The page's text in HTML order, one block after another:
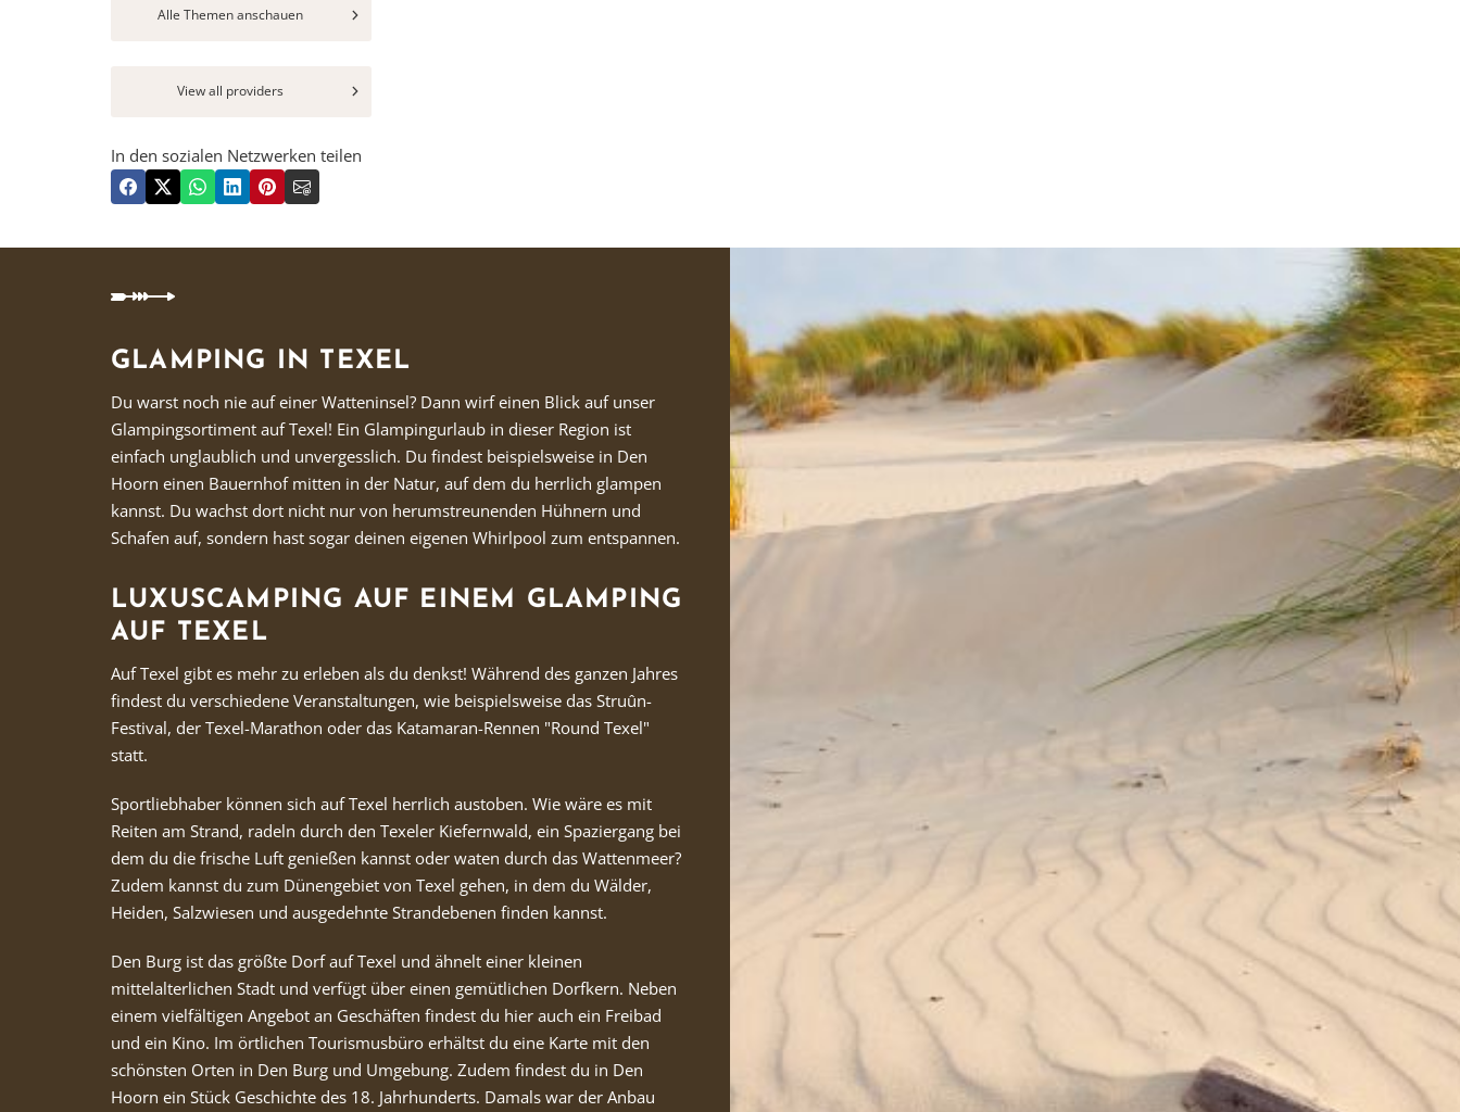
Alle Themen anschauen
View all providers
In den sozialen Netzwerken teilen
GLAMPING IN TEXEL
Du warst noch nie auf einer Watteninsel? Dann wirf einen Blick auf unser
Glampingsortiment auf Texel! Ein Glampingurlaub in dieser Region ist
einfach unglaublich und unvergesslich. Du findest beispielsweise in Den
Hoorn einen Bauernhof mitten in der Natur, auf dem du herrlich glampen
kannst. Du wachst dort nicht nur von herumstreunenden Hühnern und
Schafen auf, sondern hast sogar deinen eigenen Whirlpool zum entspannen.
LUXUSCAMPING AUF EINEM GLAMPING
AUF TEXEL
Auf Texel gibt es mehr zu erleben als du denkst! Während des ganzen Jahres
findest du verschiedene Veranstaltungen, wie beispielsweise das Struûn-
Festival, der Texel-Marathon oder das Katamaran-Rennen "Round Texel"
statt.
Sportliebhaber können sich auf Texel herrlich austoben. Wie wäre es mit
Reiten am Strand, radeln durch den Texeler Kiefernwald, ein Spaziergang bei
dem du die frische Luft genießen kannst oder waten durch das Wattenmeer?
Zudem kannst du zum Dünengebiet von Texel gehen, in dem du Wälder,
Heiden, Salzwiesen und ausgedehnte Strandebenen finden kannst.
Den Burg ist das größte Dorf auf Texel und ähnelt einer kleinen
mittelalterlichen Stadt und verfügt über einen gemütlichen Dorfkern. Neben
einem vielfältigen Angebot an Geschäften findest du hier auch ein Freibad
und ein Kino. Im örtlichen Tourismusbüro erhältst du eine Karte mit den
schönsten Orten in Den Burg und Umgebung. Zudem findest du in Den
Hoorn ein Stück Geschichte des 18. Jahrhunderts. Damals war der Anbau